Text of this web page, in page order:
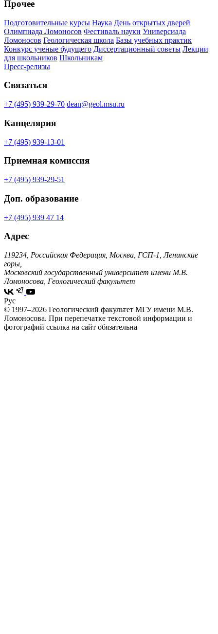
Прочее
Подготовительные курсы Наука День открытых дверей
Олимпиада Ломоносов Фестиваль науки Универсиада
Ломоносов Геологическая школа Базы учебных практик
Конкурс ученые будущего Диссертационный советы Лекции
для школьников Школьникам
Пресс-релизы
Связаться
+7 (495) 939-29-70 dean@geol.msu.ru
Канцелярия
+7 (495) 939-13-01
Приемная комиссия
+7 (495) 939-29-51
Доп. образование
+7 (495) 939 47 14
Адрес
119234, Российская Федерация, Москва, ГСП-1, Ленинские
горы,
Московский государственный университет имени М.В.
Ломоносова, Геологический факультет
Рус
© 1997–2026 Геологический факультет МГУ имени М.В.
Ломоносова. При перепечатке текстовой информации и
фотографий ссылка на сайт обязательна